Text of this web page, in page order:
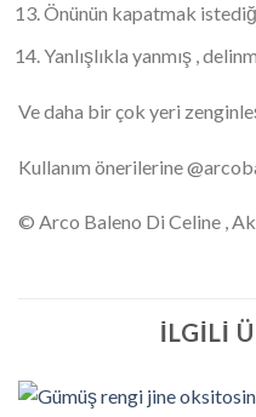
Önünün kapatmak
Yanlışlıkla yanmış ,
Ve daha bir çok yeri
Kullanım önerilerine
© Arco Baleno Di Celine ,
İLGILI
+